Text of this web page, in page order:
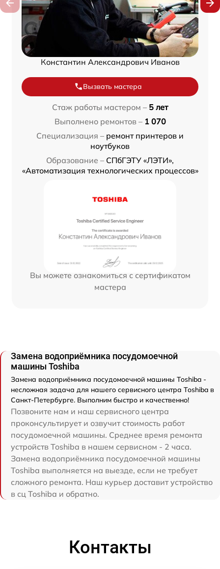
Константин Александрович Иванов
Вызвать мастера
Стаж работы мастером – 5 лет
Выполнено ремонтов – 1 070
Специализация – ремонт принтеров и
ноутбуков
Образование – СПбГЭТУ «ЛЭТИ»,
«Автоматизация технологических процессов»
Вы можете ознакомиться с сертификатом
мастера
Замена водоприёмника посудомоечной
машины Toshiba
Замена водоприёмника посудомоечной машины Toshiba -
несложная задача для нашего сервисного центра Toshiba в
Санкт-Петербурге. Выполним быстро и качественно!
Позвоните нам и наш сервисного центра
проконсультирует и озвучит стоимость работ
посудомоечной машины. Среднее время ремонта
устройств Toshiba в нашем сервисном - 2 часа.
Замена водоприёмника посудомоечной машины
Toshiba выполняется на выезде, если не требует
сложного ремонта. Наш курьер доставит устройство
в сц Toshiba и обратно.
Контакты